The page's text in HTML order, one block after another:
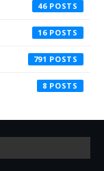
46
16
791
8